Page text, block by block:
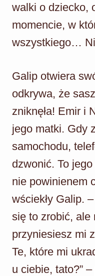
walki o dziecko,
momencie, w
wszystkiego…
Galip otwiera
odkrywa, że
zniknęła! Emir i
jego matki. Gdy
samochodu,
dzwonić. To
nie powinienem
wściekły Galip.
się to zrobić, ale
przyniesiesz mi
Te, które mi
u ciebie, tato?”